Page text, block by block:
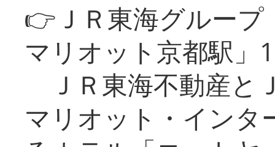
👉ＪＲ東海グルー
マリオット京都駅」
ＪＲ東海不動産と
マリオット・インタ